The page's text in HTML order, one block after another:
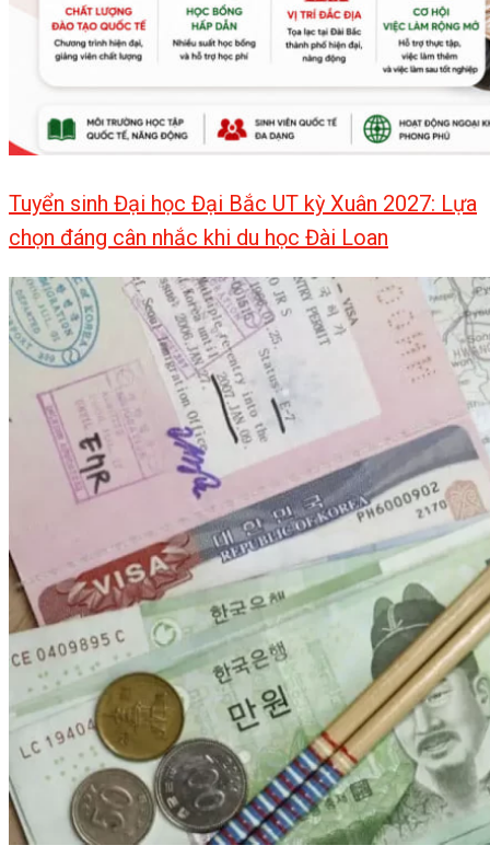
Tuyển sinh Đại học Đại Bắc UT kỳ Xuân 2027: Lựa
chọn đáng cân nhắc khi du học Đài Loan